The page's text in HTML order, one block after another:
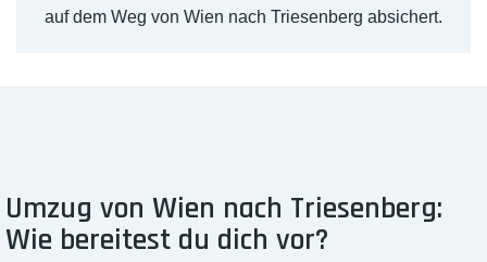
auf dem Weg von Wien nach Triesenberg absichert.
Umzug von Wien nach Triesenberg:
Wie bereitest du dich vor?